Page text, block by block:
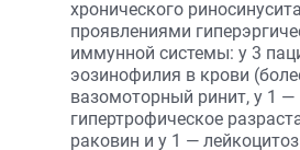
хронического
проявлениями
иммунной системы: у 3
эозинофилия в крови
вазомоторный ринит, у 1 —
гипертрофическое
раковин и у 1 —